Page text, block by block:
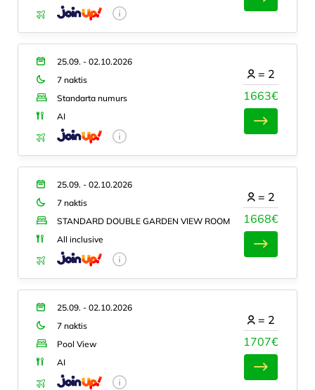
25.09. - 02.10.2026
7 naktis
Standarta numurs
AI
1663€
= 2
25.09. - 02.10.2026
7 naktis
STANDARD DOUBLE GARDEN VIEW ROOM
All inclusive
1668€
= 2
25.09. - 02.10.2026
7 naktis
Pool View
AI
1707€
= 2